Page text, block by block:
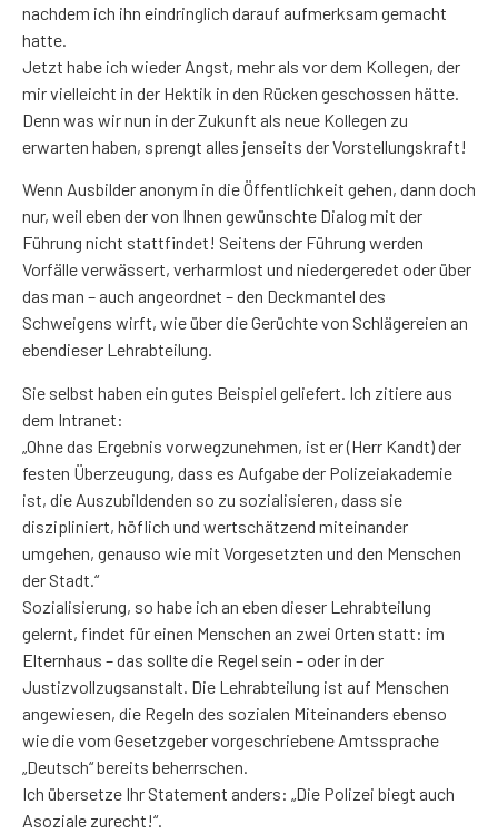
nachdem ich ihn eindringlich darauf aufmerksam gemacht
hatte.
Jetzt habe ich wieder Angst, mehr als vor dem Kollegen, der
mir vielleicht in der Hektik in den Rücken geschossen hätte.
Denn was wir nun in der Zukunft als neue Kollegen zu
erwarten haben, sprengt alles jenseits der Vorstellungskraft!
Wenn Ausbilder anonym in die Öffentlichkeit gehen, dann doch
nur, weil eben der von Ihnen gewünschte Dialog mit der
Führung nicht stattfindet! Seitens der Führung werden
Vorfälle verwässert, verharmlost und niedergeredet oder über
das man – auch angeordnet – den Deckmantel des
Schweigens wirft, wie über die Gerüchte von Schlägereien an
ebendieser Lehrabteilung.
Sie selbst haben ein gutes Beispiel geliefert. Ich zitiere aus
dem Intranet:
„Ohne das Ergebnis vorwegzunehmen, ist er (Herr Kandt) der
festen Überzeugung, dass es Aufgabe der Polizeiakademie
ist, die Auszubildenden so zu sozialisieren, dass sie
diszipliniert, höflich und wertschätzend miteinander
umgehen, genauso wie mit Vorgesetzten und den Menschen
der Stadt.“
Sozialisierung, so habe ich an eben dieser Lehrabteilung
gelernt, findet für einen Menschen an zwei Orten statt: im
Elternhaus – das sollte die Regel sein – oder in der
Justizvollzugsanstalt. Die Lehrabteilung ist auf Menschen
angewiesen, die Regeln des sozialen Miteinanders ebenso
wie die vom Gesetzgeber vorgeschriebene Amtssprache
„Deutsch“ bereits beherrschen.
Ich übersetze Ihr Statement anders: „Die Polizei biegt auch
Asoziale zurecht!“.